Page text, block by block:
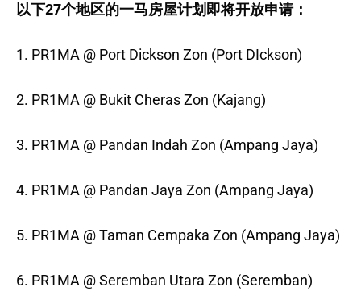
以下27个地区的一马房屋计划即将开放申请：
1. PR1MA @ Port Dickson Zon (Port DIckson)
2. PR1MA @ Bukit Cheras Zon (Kajang)
3. PR1MA @ Pandan Indah Zon (Ampang Jaya)
4. PR1MA @ Pandan Jaya Zon (Ampang Jaya)
5. PR1MA @ Taman Cempaka Zon (Ampang Jaya)
6. PR1MA @ Seremban Utara Zon (Seremban)